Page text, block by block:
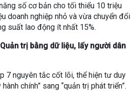
số cơ bản cho tối thiểu 10 triệu
doanh nghiệp nhỏ và vừa chuyển đổi
suất lao động ít nhất 15%.
trị bằng dữ liệu, lấy người dân
7 nguyên tắc cốt lõi, thể hiện tư duy
chính” sang “quản trị phát triển”.